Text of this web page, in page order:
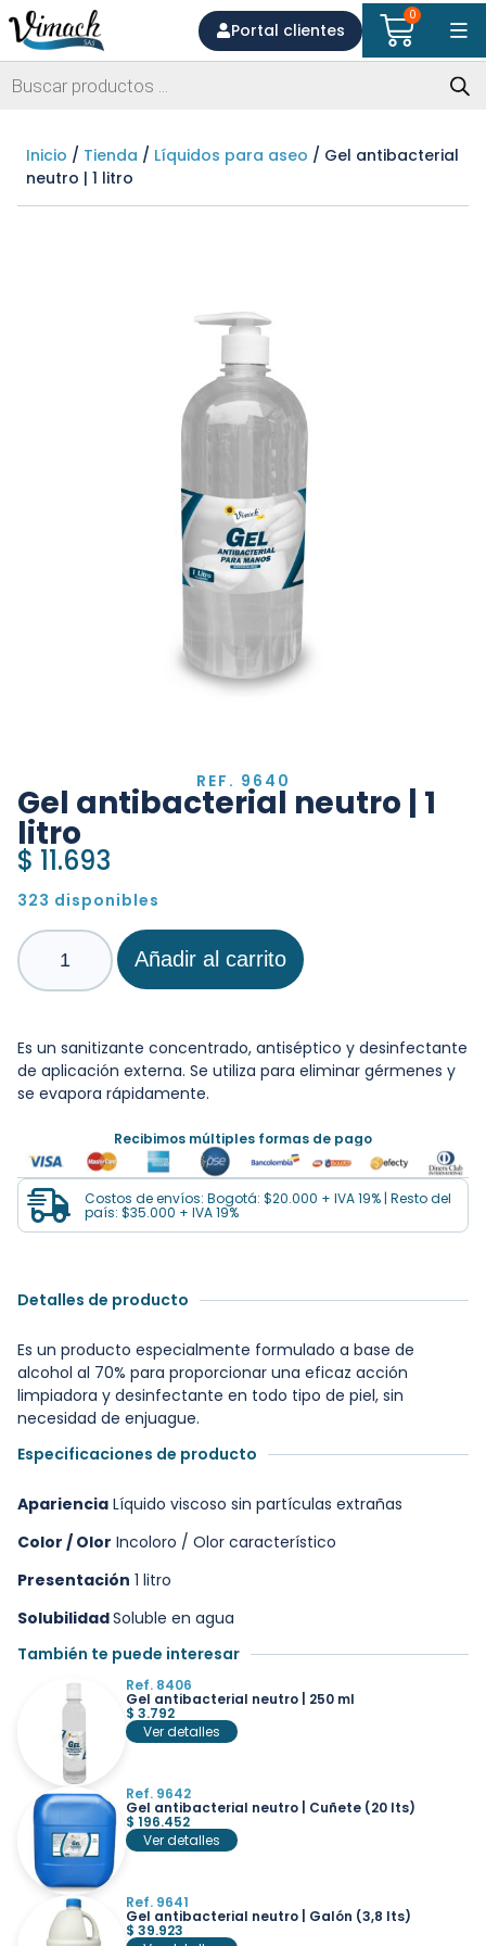
Portal clientes
0
Inicio / Tienda / Líquidos para aseo / Gel antibacterial
neutro | 1 litro
REF. 9640
Gel antibacterial neutro | 1
litro
$ 11.693
323 disponibles
Añadir al carrito
Es un sanitizante concentrado, antiséptico y desinfectante
de aplicación externa. Se utiliza para eliminar gérmenes y
se evapora rápidamente.
Recibimos múltiples formas de pago
Costos de envíos: Bogotá: $20.000 + IVA 19% | Resto del
país: $35.000 + IVA 19%
Detalles de producto
Es un producto especialmente formulado a base de
alcohol al 70% para proporcionar una eficaz acción
limpiadora y desinfectante en todo tipo de piel, sin
necesidad de enjuague.
Especificaciones de producto
Apariencia Líquido viscoso sin partículas extrañas
Color / Olor Incoloro / Olor característico
Presentación 1 litro
SolubilidadSoluble en agua
También te puede interesar
Ref. 8406
Gel antibacterial neutro | 250 ml
$ 3.792
Ver detalles
Ref. 9642
Gel antibacterial neutro | Cuñete (20 lts)
$ 196.452
Ver detalles
Ref. 9641
Gel antibacterial neutro | Galón (3,8 lts)
$ 39.923